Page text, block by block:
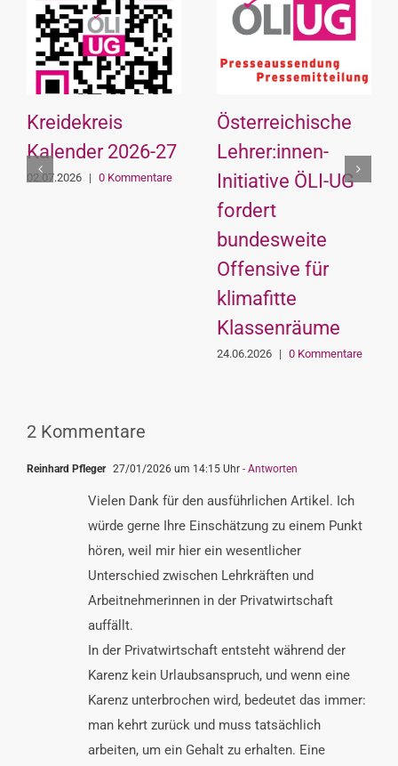
Kreidekreis
Kalender 2026-27
02.07.2026 | 0 Kommentare
Österreichische
Lehrer:innen-
Initiative ÖLI-UG
fordert
bundesweite
Offensive für
klimafitte
Klassenräume
24.06.2026 | 0 Kommentare
2 Kommentare
Reinhard Pfleger 27/01/2026 um 14:15 Uhr - Antworten
Vielen Dank für den ausführlichen Artikel. Ich
würde gerne Ihre Einschätzung zu einem Punkt
hören, weil mir hier ein wesentlicher
Unterschied zwischen Lehrkräften und
Arbeitnehmerinnen in der Privatwirtschaft
auffällt.
In der Privatwirtschaft entsteht während der
Karenz kein Urlaubsanspruch, und wenn eine
Karenz unterbrochen wird, bedeutet das immer:
man kehrt zurück und muss tatsächlich
arbeiten, um ein Gehalt zu erhalten. Eine